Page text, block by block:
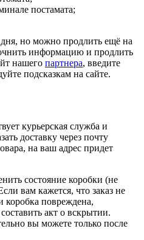
постамата;
но можно продлить ещё на
информацию и продлить
нашего партнера, введите
подсказкам на сайте.
курьерская служба и
доставку через почту
на ваш адрес придет
состояние коробки (не
вам кажется, что заказ не
коробка повреждена,
акт о вскрытии.
вы можете только после